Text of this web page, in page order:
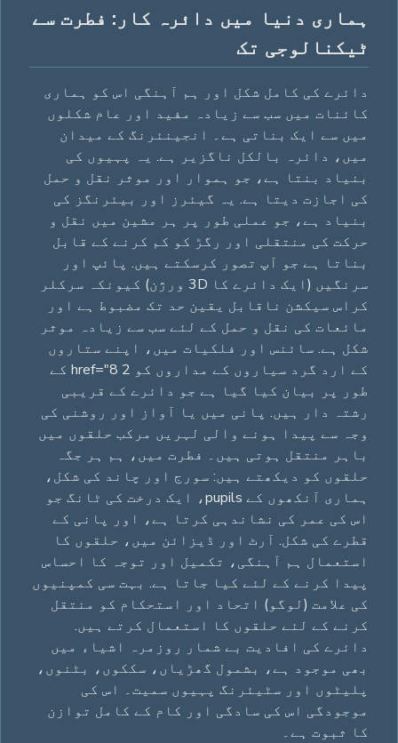
ہماری دنیا میں دائرہ کار: فطرت سے
ٹیکنالوجی تک
دائرے کی کامل شکل اور ہم آہنگی اس کو ہماری
کائنات میں سب سے زیادہ مفید اور عام شکلوں
میں سے ایک بناتی ہے۔ انجینئرنگ کے میدان
میں، دائرہ بالکل ناگزیر ہے. یہ پہیوں کی
بنیاد بنتا ہے، جو ہموار اور موثر نقل و حمل
کی اجازت دیتا ہے. یہ گیئرز اور بیئرنگز کی
بنیاد ہے، جو عملی طور پر ہر مشین میں نقل و
حرکت کی منتقلی اور رگڑ کو کم کرنے کے قابل
بناتا ہے جو آپ تصور کرسکتے ہیں. پائپ اور
سرنگیں (ایک دائرے کا 3D ورژن) کیونکہ سرکلر
کراس سیکشن ناقابل یقین حد تک مضبوط ہے اور
مائعات کی نقل و حمل کے لئے سب سے زیادہ موثر
شکل ہے. سائنس اور فلکیات میں، اپنے ستاروں
کے ارد گرد سیاروں کے مداروں کو 2 href="8 کے
طور پر بیان کیا گیا ہے جو دائرے کے قریبی
رشتہ دار ہیں. پانی میں یا آواز اور روشنی کی
وجہ سے پیدا ہونے والی لہریں مرکب حلقوں میں
باہر منتقل ہوتی ہیں۔ فطرت میں، ہم ہر جگہ
حلقوں کو دیکھتے ہیں: سورج اور چاند کی شکل،
ہماری آنکھوں کے pupils، ایک درخت کی ٹانگ جو
اس کی عمر کی نشاندہی کرتا ہے، اور پانی کے
قطرے کی شکل. آرٹ اور ڈیزائن میں، حلقوں کا
استعمال ہم آہنگی، تکمیل اور توجہ کا احساس
پیدا کرنے کے لئے کیا جاتا ہے. بہت سی کمپنیوں
کی علامت (لوگو) اتحاد اور استحکام کو منتقل
کرنے کے لئے حلقوں کا استعمال کرتے ہیں.
دائرے کی افادیت بے شمار روزمرہ اشیاء میں
بھی موجود ہے، بشمول گھڑیاں، سککوں، بٹنوں،
پلیٹوں اور سٹیئرنگ پہیوں سمیت۔ اس کی
موجودگی اس کی سادگی اور کام کے کامل توازن
کا ثبوت ہے۔